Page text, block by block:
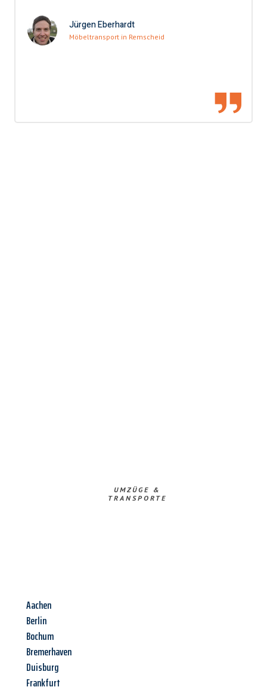
Jürgen Eberhardt
Möbeltransport in Remscheid
UMZÜGE &
TRANSPORTE
Aachen
Berlin
Bochum
Bremerhaven
Duisburg
Frankfurt